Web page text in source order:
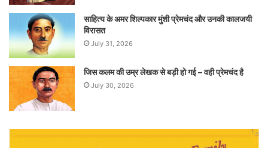
साहित्य के अमर शिल्पकार मुंशी प्रेमचंद और उनकी कालजयी
विरासत
July 31, 2026
जिस कलम की उम्र लेखक से बड़ी हो गई – वही प्रेमचंद है
July 30, 2026